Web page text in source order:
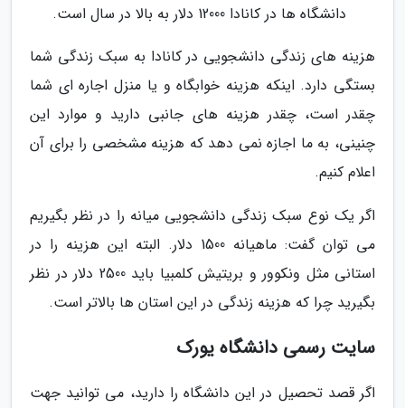
دانشگاه ها در کانادا 12000 دلار به بالا در سال است.
هزینه های زندگی دانشجویی در کانادا به سبک زندگی شما
بستگی دارد. اینکه هزینه خوابگاه و یا منزل اجاره ای شما
چقدر است، چقدر هزینه های جانبی دارید و موارد این
چنینی، به ما اجازه نمی دهد که هزینه مشخصی را برای آن
اعلام کنیم.
اگر یک نوع سبک زندگی دانشجویی میانه را در نظر بگیریم
می توان گفت: ماهیانه 1500 دلار. البته این هزینه را در
استانی مثل ونکوور و بریتیش کلمبیا باید 2500 دلار در نظر
بگیرید چرا که هزینه زندگی در این استان ها بالاتر است.
سایت رسمی دانشگاه یورک
اگر قصد تحصیل در این دانشگاه را دارید، می توانید جهت